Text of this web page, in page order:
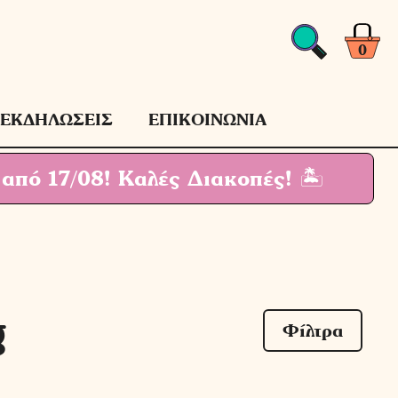
0
ΕΚΔΗΛΩΣΕΙΣ ΕΠΙΚΟΙΝΩΝΙΑ
από 17/08! Καλές Διακοπές! 🏝
Φίλτρα